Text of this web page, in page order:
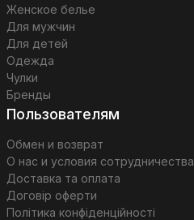
Женское белье
Для мужчин
Для детей
Одежда
Чулки
Бренды
Пользователям
Обмен и возврат
О нас и условия сотрудничества
Доставка та оплата
Договір оферти
Політика конфіденційності